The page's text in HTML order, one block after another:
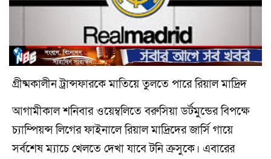
গ্রীষ্মকালীন ট্রান্সফারকে মাতিয়ে তুলতে পারে রিয়াল মাদ্রিদ
আগামীকাল শনিবার ওয়েম্বলিতে বরুসিয়া ডর্টমুন্ডের বিপক্ষে
চ্যাম্পিয়ন্স লিগের ফাইনালে রিয়াল মাদ্রিদের জার্সি গায়ে
সর্বশেষ ম্যাচে খেলতে দেখা যাবে টনি ক্রসুকে। এবারের